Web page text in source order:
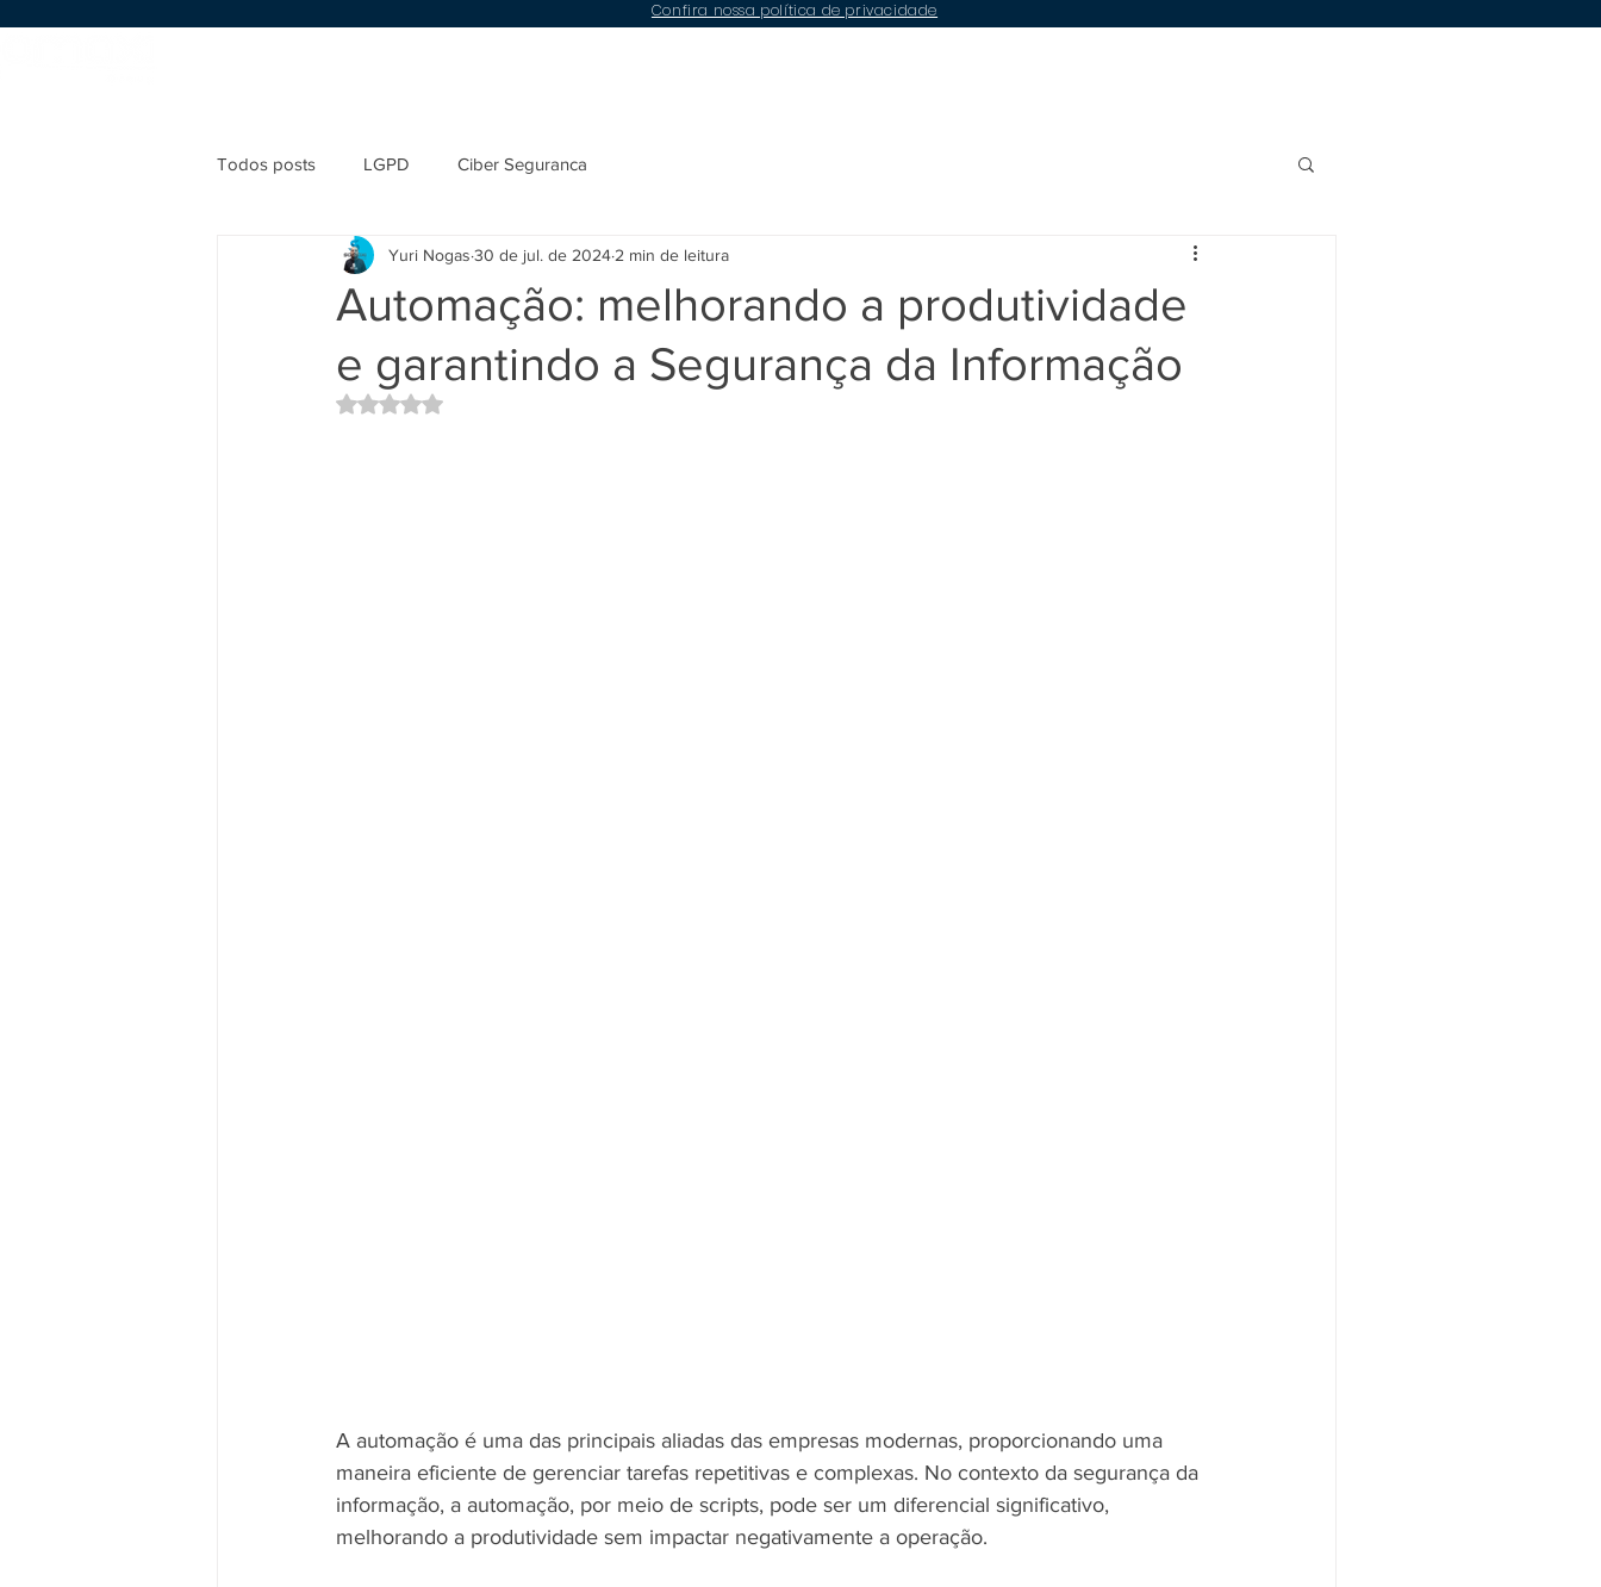
Confira nossa política de privacidade
Todos posts LGPD Ciber Seguranca
Automação: melhorando a produtividade
e garantindo a Segurança da Informação
Yuri Nogas 30 de jul. de 2024 2 min de leitura
Avaliado com NaN de 5 estrelas.
A automação é uma das principais aliadas das empresas modernas, proporcionando uma
maneira eficiente de gerenciar tarefas repetitivas e complexas. No contexto da segurança da
informação, a automação, por meio de scripts, pode ser um diferencial significativo,
melhorando a produtividade sem impactar negativamente a operação.